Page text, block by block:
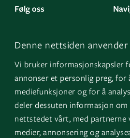
Denne nettsiden anvender
Vi bruker informasjonskapsler
annonser et personlig preg, for
mediefunksjoner og for å
deler dessuten informasjon
nettstedet vårt, med partnerne
medier, annonsering og
Følg oss
Facebook
Instagram
YouTube
Om
GK
GK
Snarveier